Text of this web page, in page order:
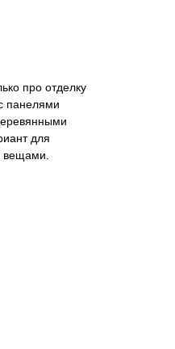
про отделку
панелями
для